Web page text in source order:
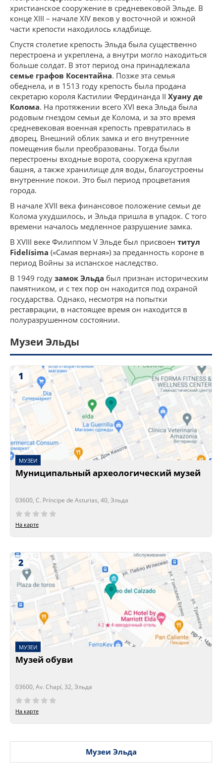
христианское сооружение в средневековой Эльде. В
конце XIII – начале XIV веков у восточной и южной
части крепости находилось кладбище.
Спустя столетие крепость Эльда была существенно
перестроена и укреплена, а внутри могло находиться
больше солдат. В этот период она принадлежала
семье графов Косентайна. Позже эта семья
обеднела, и в 1513 году крепость была продана
секретарю короля Кастилии Фердинанда II Хуану де
Колома. На протяжении всего XVI века Эльда была
родовым гнездом семьи де Колома, и за это время
средневековая военная крепость превратилась в
дворец. Внешний облик замка и его внутренние
помещения были преобразованы. Тогда были
перестроены входные ворота, сооружена круглая
башня, а также хранилище для воды, благоустроены
внутренние покои. Это был период процветания
города.
В начале XVII века финансовое положение семьи де
Колома ухудшилось, и Эльда пришла в упадок. С того
времени началось медленное разрушение замка.
В XVIII веке Филиппом V Эльде был присвоен титул
Fidelísima («Самая верная») за преданность короне в
период Войны за испанское наследство.
В 1949 году замок Эльда был признан историческим
памятником, и с тех пор он находится под охраной
государства. Однако, несмотря на попытки
реставрации, в настоящее время он находится в
полуразрушенном состоянии.
Музеи Эльды
1
МУЗЕИ
Муниципальный археологический музей
03600, C. Príncipe de Asturias, 40, Эльда
Сейчас открыто!
Сейчас закрыто!
На карте
2
МУЗЕИ
Музей обуви
03600, Av. Chapí, 32, Эльда
Сейчас открыто!
Сейчас закрыто!
На карте
Музеи Эльда